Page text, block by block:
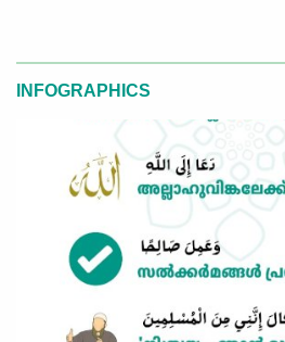
INFOGRAPHICS